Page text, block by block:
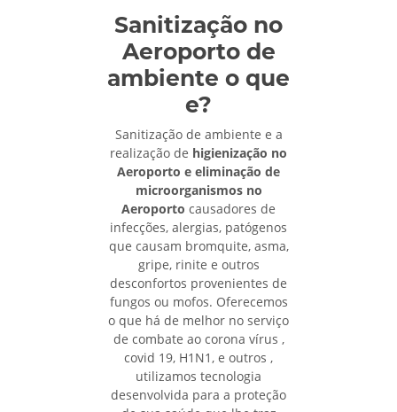
Sanitização no
Aeroporto de
ambiente o que
e?
Sanitização de ambiente e a
realização de higienização no
Aeroporto e eliminação de
microorganismos no
Aeroporto causadores de
infecções, alergias, patógenos
que causam bromquite, asma,
gripe, rinite e outros
desconfortos provenientes de
fungos ou mofos. Oferecemos
o que há de melhor no serviço
de combate ao corona vírus ,
covid 19, H1N1, e outros ,
utilizamos tecnologia
desenvolvida para a proteção